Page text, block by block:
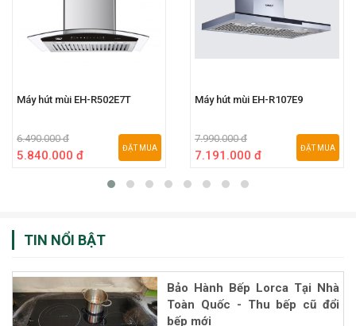
Máy hút mùi EH-R502E7T
6.490.000 đ
5.840.000 đ
ĐẶT MUA
Máy hút mùi EH-R107E9
7.990.000 đ
7.191.000 đ
ĐẶT MUA
TIN NỔI BẬT
Bảo Hành Bếp Lorca Tại Nhà
Toàn Quốc - Thu bếp cũ đổi
bếp mới